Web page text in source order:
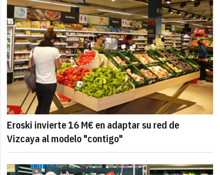
Eroski invierte 16 M€ en adaptar su red de
Vizcaya al modelo "contigo"